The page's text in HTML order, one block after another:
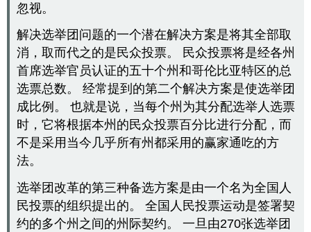
忽视。
解决选举团问题的一个潜在解决方案是将其全部取
消，取而代之的是民众投票。 民众投票将是经各州
首席选举官员认证的五十个州和哥伦比亚特区的总
选票总数。 经常提到的第二个解决方案是使选举团
成比例。 也就是说，当每个州为其分配选举人选票
时，它将根据本州的民众投票百分比进行分配，而
不是采用当今几乎所有州都采用的赢家通吃的方
法。
选举团改革的第三种备选方案是由一个名为全国人
民投票的组织提出的。 全国人民投票运动是签署契
约的多个州之间的州际契约。 一旦由270张选举团